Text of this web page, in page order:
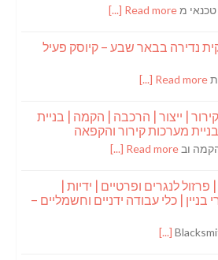
טכנאי מRead more [...]
נדירה בבאר שבע – קיוסק פעיל
Read more [...]
| ייצור | הרכבה | הקמה | בניית
מערכות קירור והקפאה
וב Read more [...]
פרזול לנגרים ופרטיים | ידיות |
בניין | כלי עבודה ידניים וחשמליים –